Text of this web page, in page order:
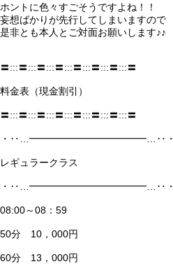
ホントに色々すごそうですよね！！
妄想ばかりが先行してしまいますので
是非とも本人とご対面お願いします♪♪
〓:::〓:::〓:::〓:::〓:::〓:::〓:::〓
料金表（現金割引）
〓:::〓:::〓:::〓:::〓:::〓:::〓:::〓
・‥…━━━━━━━━━━━━…‥・
レギュラークラス
・‥…━━━━━━━━━━━━…‥・
08:00～08：59
50分 10，000円
60分 13，000円